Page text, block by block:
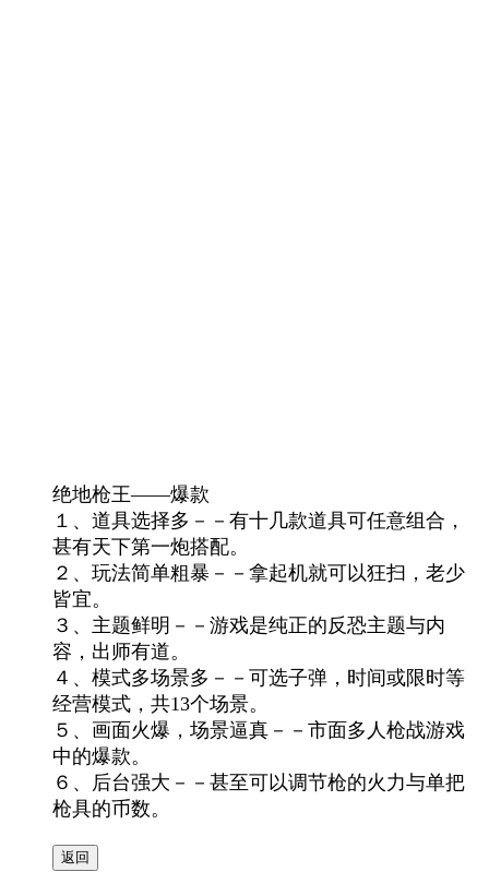
绝地枪王——爆款
１、道具选择多－－有十几款道具可任意组合，
甚有天下第一炮搭配。
２、玩法简单粗暴－－拿起机就可以狂扫，老少
皆宜。
３、主题鲜明－－游戏是纯正的反恐主题与内
容，出师有道。
４、模式多场景多－－可选子弹，时间或限时等
经营模式，共13个场景。
５、画面火爆，场景逼真－－市面多人枪战游戏
中的爆款。
６、后台强大－－甚至可以调节枪的火力与单把
枪具的币数。